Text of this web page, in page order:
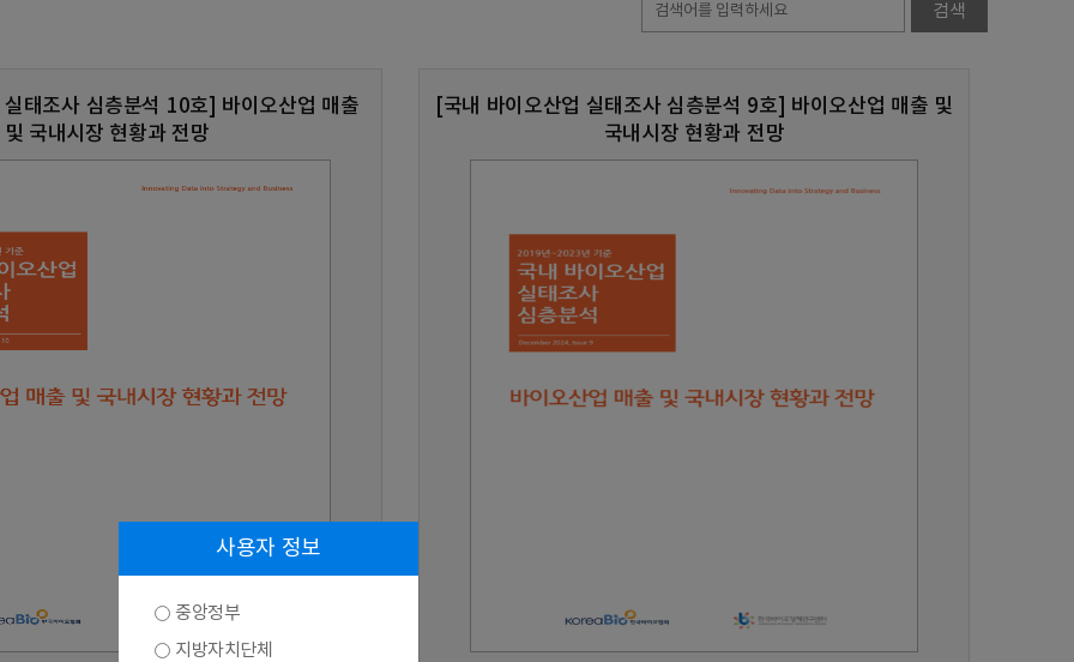
태조사 심층분석 10호] 바이오산업 매출
및 국내시장 현황과 전망
[국내 바이오산업 실태조사 심층분석 9호] 바이오산업 매출 및
국내시장 현황과 전망
사용자 정보
중앙정부
지방자치단체